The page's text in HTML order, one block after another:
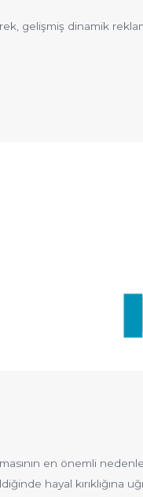
gelişmiş dinamik
en önemli
hayal kırıklığına